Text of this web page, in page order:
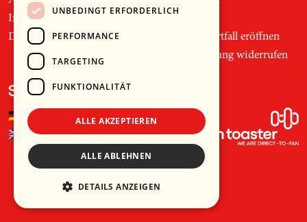
Impressum
Datenschutz
Supportfall eröffnen
Bestellung widerrufen
Sprache
🇩🇪
Deutsch
🇬🇧
Englisch
UNBEDINGT ERFORDERLICH
PERFORMANCE
TARGETING
FUNKTIONALITÄT
ALLE AKZEPTIEREN
ALLE ABLEHNEN
DETAILS ANZEIGEN